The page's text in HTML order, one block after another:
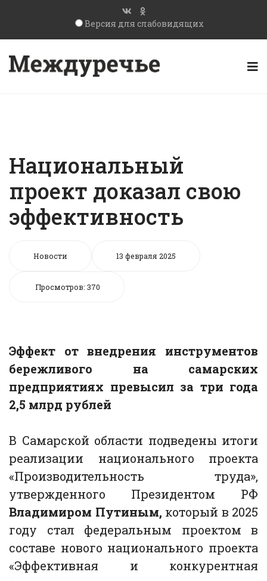
Версия для слабовидящих
Национальный
проект доказал свою
эффективность
Новости 13 февраля 2025
Просмотров: 370
Эффект от внедрения инструментов
бережливого на самарских
предприятиях превысил за три года
2,5 млрд рублей
В Самарской области подведены итоги
реализации национального проекта
«Производительность труда»,
утвержденного Президентом РФ
Владимиром Путиным, который в 2025
году стал федеральным проектом в
составе нового национального проекта
«Эффективная и конкурентная